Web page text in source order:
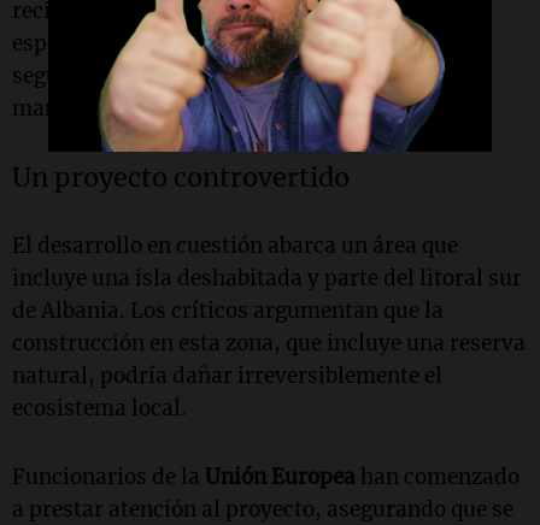
reciente entrevista. Las tensiones aumentan,
especialmente tras el ataque de un guardia de
seguridad a un activista durante una
manifestación.
Un proyecto controvertido
El desarrollo en cuestión abarca un área que
incluye una isla deshabitada y parte del litoral sur
de Albania. Los críticos argumentan que la
construcción en esta zona, que incluye una reserva
natural, podría dañar irreversiblemente el
ecosistema local.
Funcionarios de la Unión Europea han comenzado
a prestar atención al proyecto, asegurando que se